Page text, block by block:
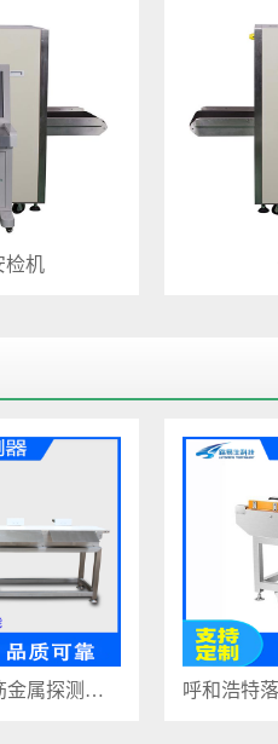
检机
内蒙古自动称重式面筋金属探测器LYS-506D